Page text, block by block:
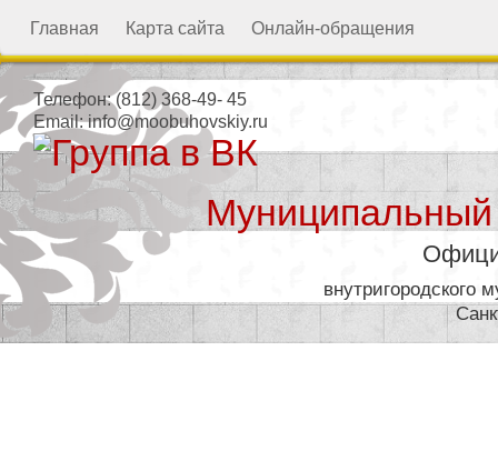
Главная Карта сайта Онлайн-обращения
Телефон:(812) 368-49- 45
Email:info@moobuhovskiy.ru
внутригородского